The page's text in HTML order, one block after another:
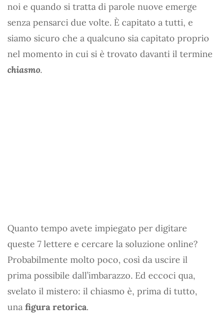
noi e quando si tratta di parole nuove emerge
senza pensarci due volte. È capitato a tutti, e
siamo sicuro che a qualcuno sia capitato proprio
nel momento in cui si è trovato davanti il termine
chiasmo.
Quanto tempo avete impiegato per digitare
queste 7 lettere e cercare la soluzione online?
Probabilmente molto poco, così da uscire il
prima possibile dall’imbarazzo. Ed eccoci qua,
svelato il mistero: il chiasmo è, prima di tutto,
una figura retorica.